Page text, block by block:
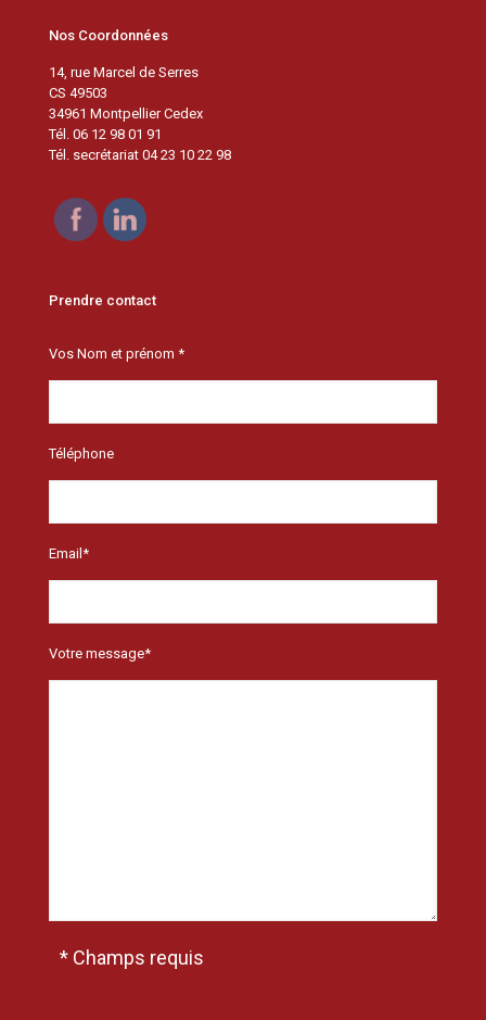
Nos Coordonnées
14, rue Marcel de Serres
CS 49503
34961 Montpellier Cedex
Tél. 06 12 98 01 91
Tél. secrétariat 04 23 10 22 98
Prendre contact
Vos Nom et prénom *
Téléphone
Email*
Votre message*
* Champs requis